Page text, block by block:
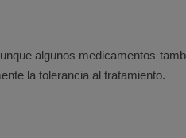
algunos medicamentos
la tolerancia al tratamiento.